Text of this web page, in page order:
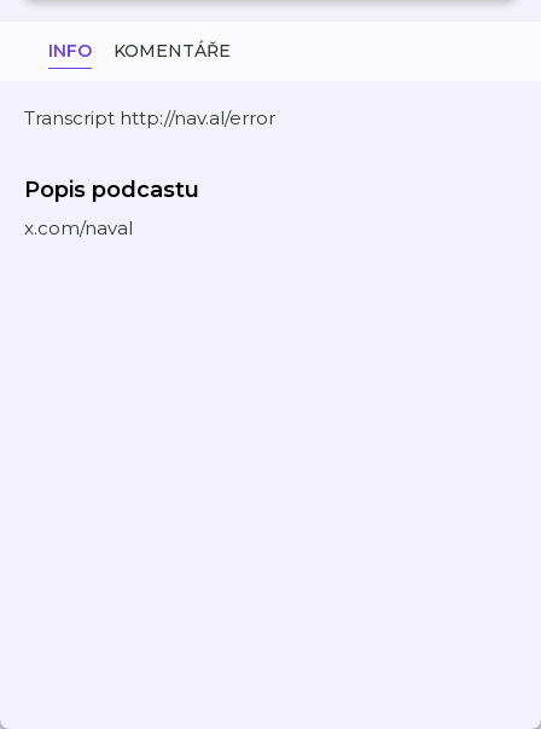
INFO KOMENTÁŘE
Transcript http://nav.al/error
Popis podcastu
x.com/naval